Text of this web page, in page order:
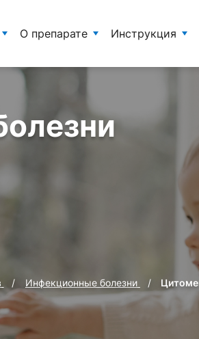
О препарате Инструкция
Инфекционные болезни